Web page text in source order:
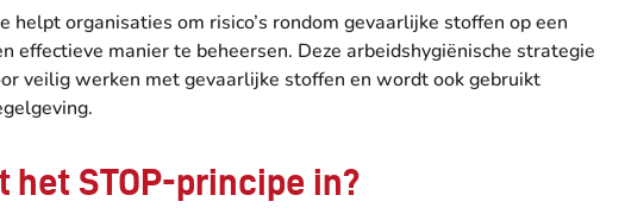
helpt organisaties om risico’s rondom gevaarlijke stoffen op een
effectieve manier te beheersen. Deze arbeidshygiënische strategie
veilig werken met gevaarlijke stoffen en wordt ook gebruikt
het STOP-principe in?